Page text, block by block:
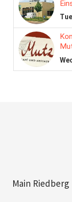
Main Riedberg